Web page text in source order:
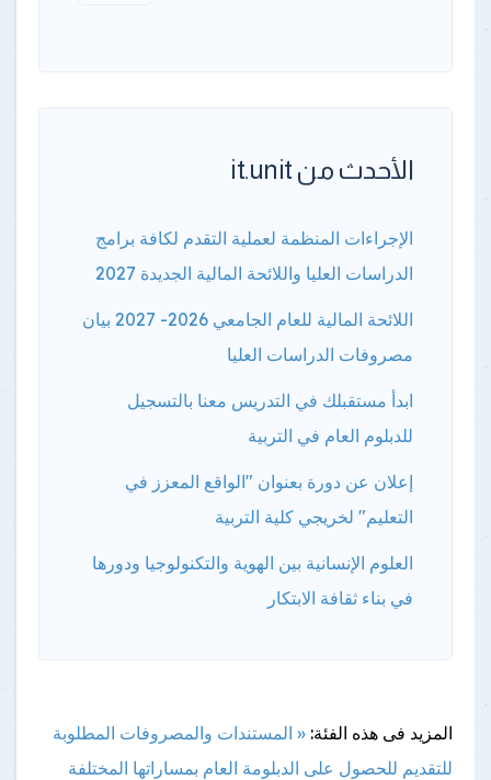
الأحدث من it.unit
الإجراءات المنظمة لعملية التقدم لكافة برامج
الدراسات العليا واللائحة المالية الجديدة 2027
اللائحة المالية للعام الجامعي 2026- 2027 بيان
مصروفات الدراسات العليا
ابدأ مستقبلك في التدريس معنا بالتسجيل
للدبلوم العام في التربية
إعلان عن دورة بعنوان "الواقع المعزز في
التعليم" لخريجي كلية التربية
العلوم الإنسانية بين الهوية والتكنولوجيا ودورها
في بناء ثقافة الابتكار
المزيد فى هذه الفئة: « المستندات والمصروفات المطلوبة
للتقديم للحصول على الدبلومة العام بمساراتها المختلفة